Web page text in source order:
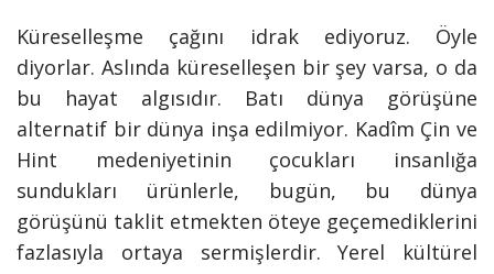
Küreselleşme çağını idrak ediyoruz. Öyle
diyorlar. Aslında küreselleşen bir şey varsa, o da
bu hayat algısıdır. Batı dünya görüşüne
alternatif bir dünya inşa edilmiyor. Kadîm Çin ve
Hint medeniyetinin çocukları insanlığa
sundukları ürünlerle, bugün, bu dünya
görüşünü taklit etmekten öteye geçemediklerini
fazlasıyla ortaya sermişlerdir. Yerel kültürel